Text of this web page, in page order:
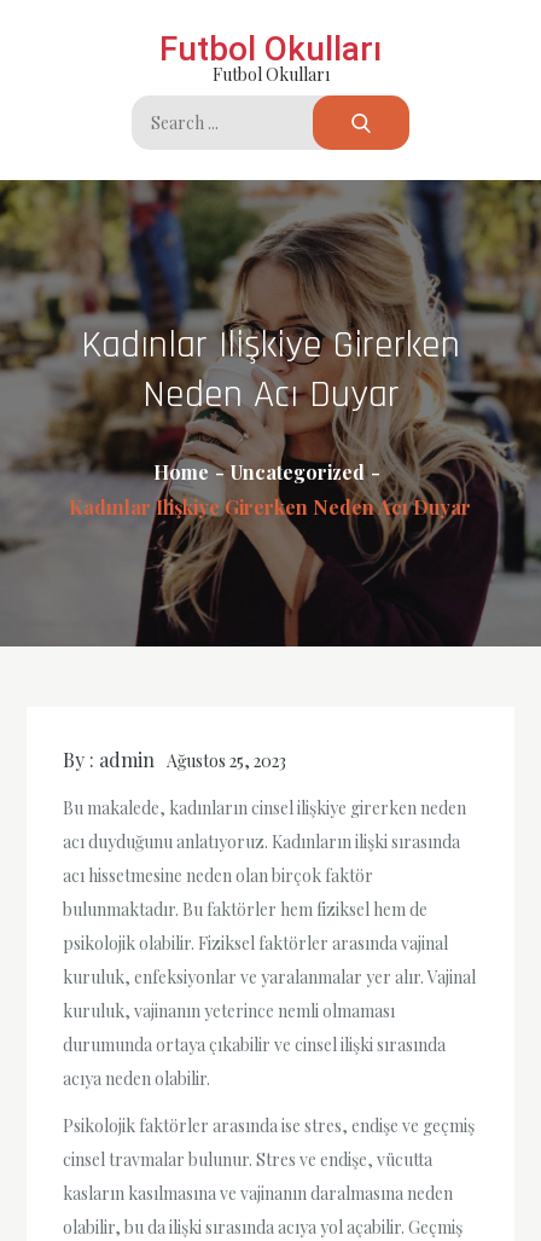
Futbol Okulları
Futbol Okulları
Search
for:
Kadınlar Ilişkiye Girerken
Neden Acı Duyar
Home
Uncategorized
Kadınlar Ilişkiye Girerken Neden Acı Duyar
By : admin Ağustos 25, 2023
Bu makalede, kadınların cinsel ilişkiye girerken neden
acı duyduğunu anlatıyoruz. Kadınların ilişki sırasında
acı hissetmesine neden olan birçok faktör
bulunmaktadır. Bu faktörler hem fiziksel hem de
psikolojik olabilir. Fiziksel faktörler arasında vajinal
kuruluk, enfeksiyonlar ve yaralanmalar yer alır. Vajinal
kuruluk, vajinanın yeterince nemli olmaması
durumunda ortaya çıkabilir ve cinsel ilişki sırasında
acıya neden olabilir.
Psikolojik faktörler arasında ise stres, endişe ve geçmiş
cinsel travmalar bulunur. Stres ve endişe, vücutta
kasların kasılmasına ve vajinanın daralmasına neden
olabilir, bu da ilişki sırasında acıya yol açabilir. Geçmiş